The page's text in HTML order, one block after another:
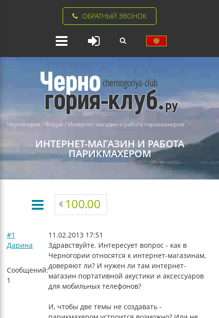
ОБРАТНЫЙ ЗВОНОК
Черногория/Форум / Интернет-магазин и работа парикмахером
ИНТЕРНЕТ-МАГАЗИН И РАБОТА
ПАРИКМАХЕРОМ
100.00
#1
11.02.2013 17:51
Дарина
Сообщений:
1
Здравствуйте. Интересует вопрос - как в
Черногории относятся к интернет-магазинам,
доверяют ли? И нужен ли там интернет-
магазин портативной акустики и аксессуаров
для мобильных телефонов?
И, чтобы две темы не создавать -